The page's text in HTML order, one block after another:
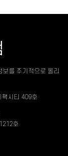
보를 주기적으로 올리
팩시티 409호
호